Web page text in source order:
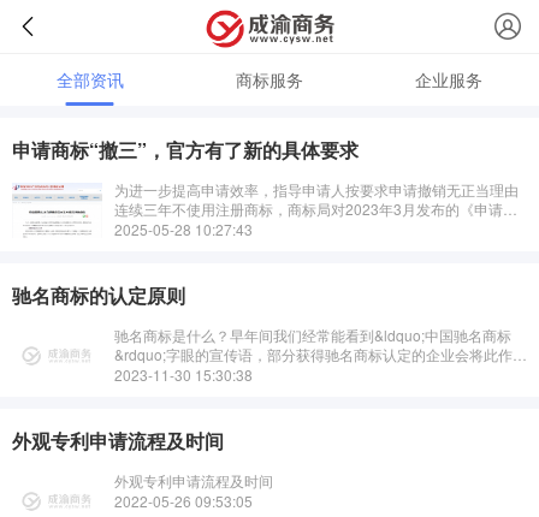
全部资讯 商标服务 企业服务
申请商标“撤三”，官方有了新的具体要求
为进一步提高申请效率，指导申请人按要求申请撤销无正当理由
连续三年不使用注册商标，商标局对2023年3月发布的《申请撤
销连续三年不使用注册商标》内容进行修订，修订后内容如
2025-05-28 10:27:43
驰名商标的认定原则
驰名商标是什么？早年间我们经常能看到&ldquo;中国驰名商标
&rdquo;字眼的宣传语，部分获得驰名商标认定的企业会将此作为
一项殊荣大肆宣传，旨在凸显自身产品的品牌竞争力。···
2023-11-30 15:30:38
外观专利申请流程及时间
外观专利申请流程及时间
2022-05-26 09:53:05